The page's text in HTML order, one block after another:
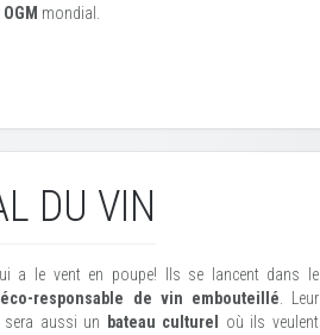
OGM mondial.
DU VIN
a le vent en poupe! Ils se lancent dans le
responsable de vin embouteillé . Leur
sera aussi un bateau culturel
où ils veulent